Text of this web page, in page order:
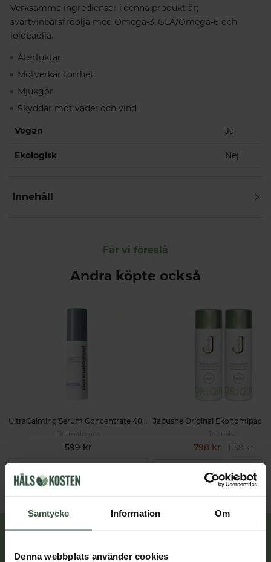
Samtycke Information Om
Denna webbplats använder cookies
Verksamma ingredienser i denna produkt är;
svartvinbärsfröolja med Omega-3, GLA/Omega-6 och
jojobaolja.
Återfuktar
Motverkar torrhet
Mjukgör
Skyddar mot väder och vind
Vegan Ja
Ekologisk Nej
Innehåll
Får vi föreslå
Andra köpte också
UltraCalming Serum Concentrate 40ml
599 kr 798 kr 1 158 kr
LÄGG I VARUKORGEN